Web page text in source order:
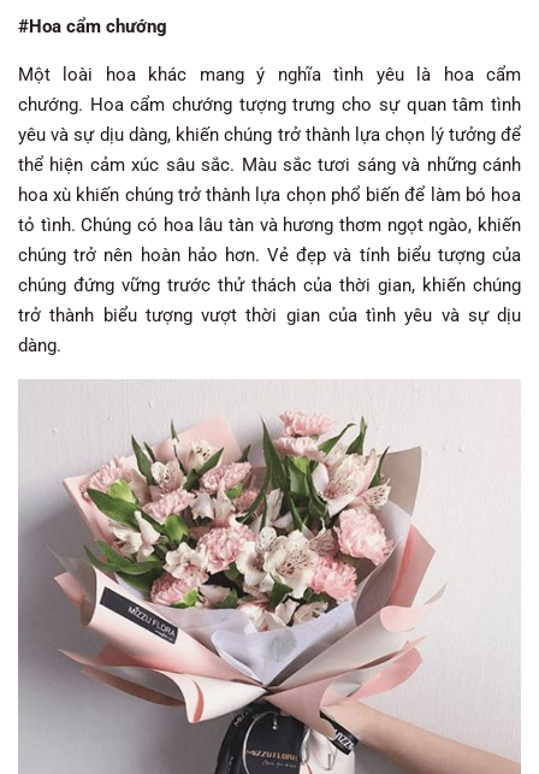
#Hoa cẩm chướng
Một loài hoa khác mang ý nghĩa tình yêu là hoa cẩm
chướng. Hoa cẩm chướng tượng trưng cho sự quan tâm tình
yêu và sự dịu dàng, khiến chúng trở thành lựa chọn lý tưởng để
thể hiện cảm xúc sâu sắc. Màu sắc tươi sáng và những cánh
hoa xù khiến chúng trở thành lựa chọn phổ biến để làm bó hoa
tỏ tình. Chúng có hoa lâu tàn và hương thơm ngọt ngào, khiến
chúng trở nên hoàn hảo hơn. Vẻ đẹp và tính biểu tượng của
chúng đứng vững trước thử thách của thời gian, khiến chúng
trở thành biểu tượng vượt thời gian của tình yêu và sự dịu
dàng.